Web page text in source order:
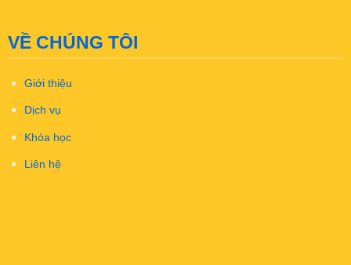
VỀ CHÚNG TÔI
Giới thiệu
Dịch vụ
Khóa học
Liên hệ